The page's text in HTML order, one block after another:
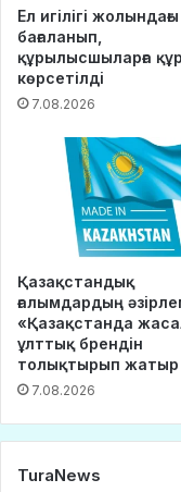
Ел игілігі
бағаланып,
құрылысшыларға
көрсетілді
7.08.2026
Қазақстандық
ғалымдардың
«Қазақстанда
ұлттық брендін
толықтырып жатыр
7.08.2026
TuraNews